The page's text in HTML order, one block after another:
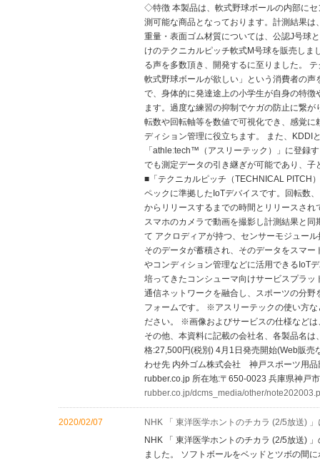
◇特徴 本製品は、軟式野球ボールの内部に
測可能な商品となっております。計測結果
重量・表面ゴム材質については、公認J号球
けのテクニカルピッチ軟式M号球を販売し
る声を多数頂き、開発するに至りました。
軟式野球ボールが欲しい」という消費者の
で、身体的に発達途上の小学生が自身の特
ます。過度な練習の抑制でケガの防止に繋
転数や回転軸等を数値で可視化でき、感覚
ディション管理に役立ちます。 また、KDDI
「athleːtech™（アスリーテック）」に登録
でも測定データの引き継ぎが可能であり、
■「テクニカルピッチ（TECHNICAL PITCH
ペックに準拠したIoTデバイスです。回転数
からリリースするまでの時間とリリースさ
スマホのカメラで動画を撮影し計測結果と
て アクロディアが持つ、センサーモジュー
そのデータが蓄積され、そのデータをスマ
やコンディション管理などに活用できるIoT
培ってきたコンシューマ向けサービスプラ
通信ネットワークを融合し、スポーツの分
フォームです。 ※アスリーテックの使い方
ださい。 ※画像およびサービスの仕様など
その他、本資料に記載の会社名、各製品名
格:27,500円(税別) 4月1日発売開始(Web販
わせ先 内外ゴム株式会社 神戸スポーツ用
rubber.co.jp 所在地:〒650-0023 兵庫県神戸
rubber.co.jp/dcms_media/other/
2020/02/07
NHK 「 東洋医学ホントのチカラ (2/5放送)
NHK 「 東洋医学ホントのチカラ (2/5放送)
ました。 ソフトボールをベッドとツボの間